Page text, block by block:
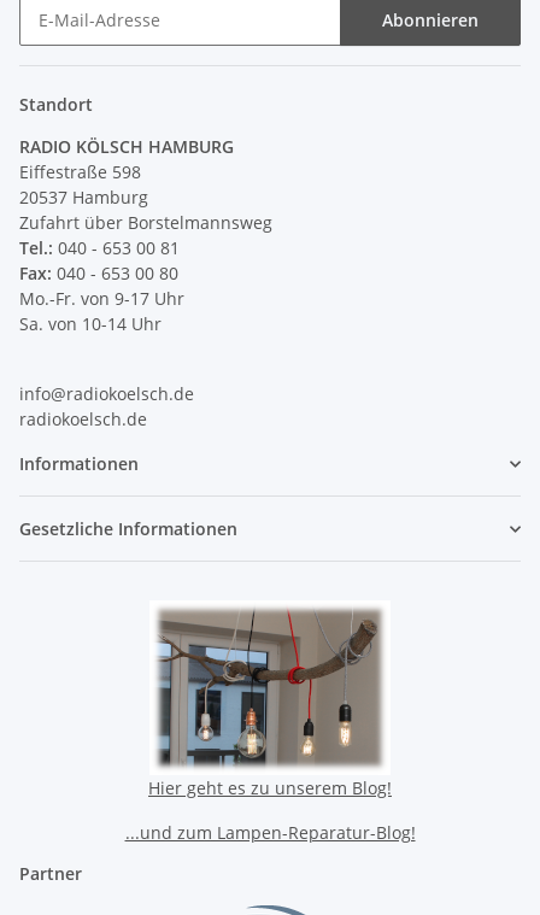
Abonnieren
Standort
RADIO KÖLSCH HAMBURG
Eiffestraße 598
20537 Hamburg
Zufahrt über Borstelmannsweg
Tel.: 040 - 653 00 81
Fax: 040 - 653 00 80
Mo.-Fr. von 9-17 Uhr
Sa. von 10-14 Uhr
info@radiokoelsch.de
radiokoelsch.de
Informationen
Gesetzliche Informationen
Hier geht es zu unserem Blog!
...und zum Lampen-Reparatur-Blog!
Partner